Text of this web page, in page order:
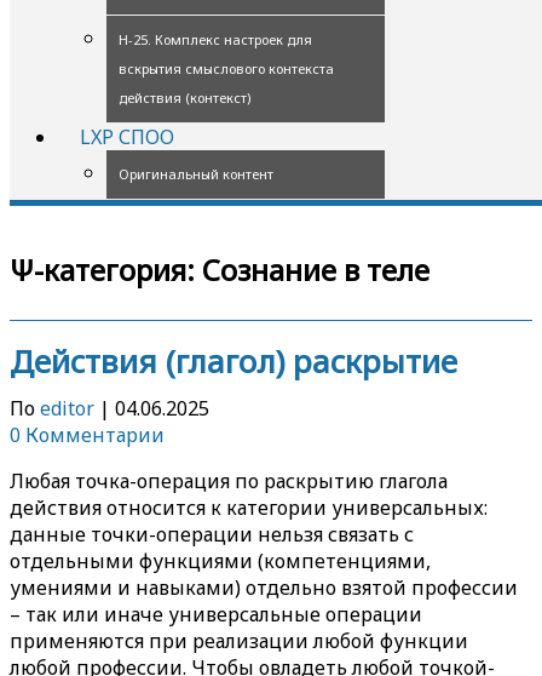
Н-25. Комплекс настроек для
вскрытия смыслового контекста
действия (контекст)
LXP СПОО
Оригинальный контент
Ψ-категория: Сознание в теле
Действия (глагол) раскрытие
Поeditor | 04.06.2025
0 Комментарии
Любая точка-операция по раскрытию глагола
действия относится к категории универсальных:
данные точки-операции нельзя связать с
отдельными функциями (компетенциями,
умениями и навыками) отдельно взятой профессии
– так или иначе универсальные операции
применяются при реализации любой функции
любой профессии. Чтобы овладеть любой точкой-